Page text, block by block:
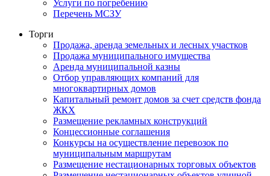
Услуги по погребению
Перечень МСЗУ
Торги
Продажа, аренда земельных и лесных участков
Продажа муниципального имущества
Аренда муниципальной казны
Отбор управляющих компаний для
многоквартирных домов
Капитальный ремонт домов за счет средств фонда
ЖКХ
Размещение рекламных конструкций
Концессионные соглашения
Конкурсы на осуществление перевозок по
муниципальным маршрутам
Размещение нестационарных торговых объектов